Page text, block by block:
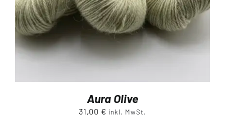
Aura Olive
31,00 € inkl. MwSt.